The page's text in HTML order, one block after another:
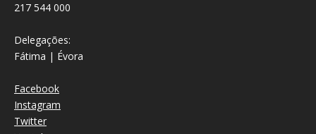
217 544 000
Delegações:
Fátima | Évora
Facebook
Instagram
Twitter